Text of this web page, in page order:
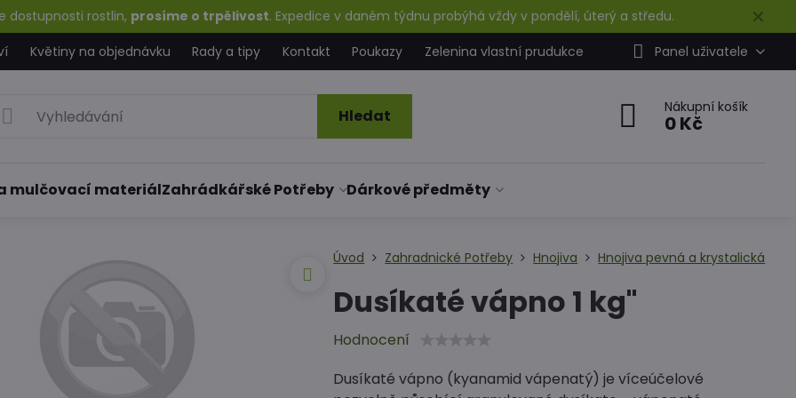
✕
dostupnosti rostlin, prosíme o trpělivost. Expedice v daném týdnu probýhá vždy v pondělí, úterý a středu.
Květiny na objednávku Rady a tipy Kontakt Poukazy Zelenina vlastní prudukce Panel uživatele
Hledat Nákupní košík
0 Kč
mulčovací materiálZahrádkářské Potřeby Dárkové předměty
Úvod Zahradnické Potřeby Hnojiva Hnojiva pevná a krystalická
Dusíkaté vápno 1 kg"
Hodnocení
Dusíkaté vápno (kyanamid vápenatý) je víceúčelové